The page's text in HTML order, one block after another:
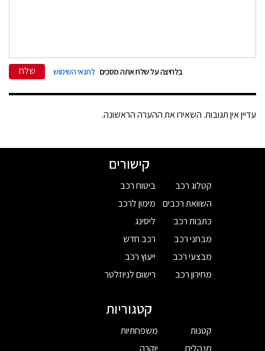
בלחיצה על שלח אתה מסכים לתנאי השימוש שלח
עדיין אין תגובות. השאירו את ההערה הראשונה.
קישורים
קטלוג רכב
השוואת רכבים
כתבות רכב
מבחני רכב
מבצעי רכב
מחירון רכב
ביטוח רכב
מימון לרכב
ליסינג
רכב חדש
ייעוץ רכב
רישום לניוזלטר
קטגוריות
קטנות
משפחתיות